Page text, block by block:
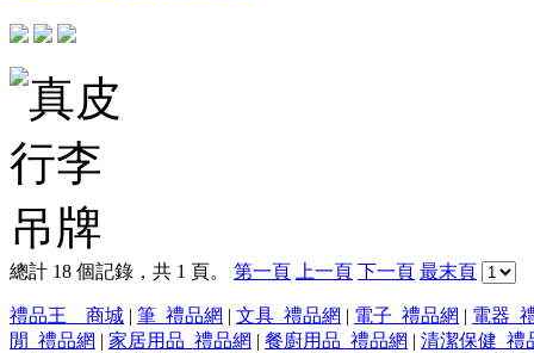
總計 18 個記錄，共 1 頁。 第一頁 上一頁 下一頁 最末頁
禮品王 商城 | 筆_禮品網 | 文具_禮品網 | 電子_禮品網 | 電器_
閒_禮品網 | 家居用品_禮品網 | 餐廚用品_禮品網 | 清潔保健_禮